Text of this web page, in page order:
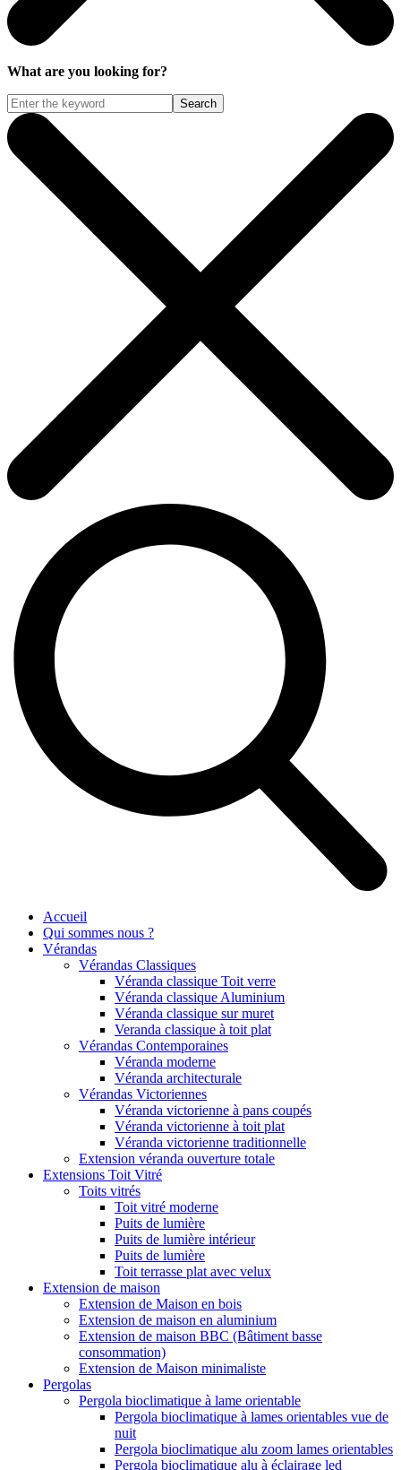
What are you looking for?
Search
Accueil
Qui sommes nous ?
Vérandas
Vérandas Classiques
Véranda classique Toit verre
Véranda classique Aluminium
Véranda classique sur muret
Veranda classique à toit plat
Vérandas Contemporaines
Véranda moderne
Véranda architecturale
Vérandas Victoriennes
Véranda victorienne à pans coupés
Véranda victorienne à toit plat
Véranda victorienne traditionnelle
Extension véranda ouverture totale
Extensions Toit Vitré
Toits vitrés
Toit vitré moderne
Puits de lumière
Puits de lumière intérieur
Puits de lumière
Toit terrasse plat avec velux
Extension de maison
Extension de Maison en bois
Extension de maison en aluminium
Extension de maison BBC (Bâtiment basse
consommation)
Extension de Maison minimaliste
Pergolas
Pergola bioclimatique à lame orientable
Pergola bioclimatique à lames orientables vue de
nuit
Pergola bioclimatique alu zoom lames orientables
Pergola bioclimatique alu à éclairage led